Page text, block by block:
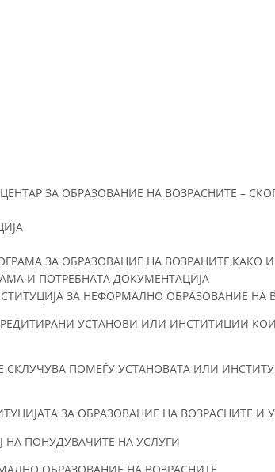
ЗА ОБРАЗОВАНИЕ НА ВОЗРАСНИТЕ –
ЗА ОБРАЗОВАНИЕ НА
И ПОТРЕБНАТА ДОКУМЕНТАЦИЈА
ЗА НЕФОРМАЛНО ОБРАЗОВАНИЕ НА
УСТАНОВИ ИЛИ ИНСТИТИЦИИ
ПОМЕЃУ УСТАНОВАТА ИЛИ
ЗА ОБРАЗОВАНИЕ НА ВОЗРАСНИТЕ И
ПОНУДУВАЧИТЕ НА УСЛУГИ